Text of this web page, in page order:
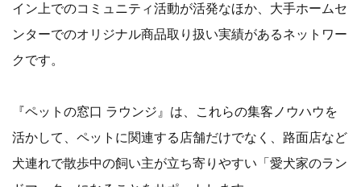
イン上でのコミュニティ活動が活発なほか、大手ホームセ
ンターでのオリジナル商品取り扱い実績があるネットワー
クです。
『ペットの窓口 ラウンジ』は、これらの集客ノウハウを
活かして、ペットに関連する店舗だけでなく、路面店など
犬連れで散歩中の飼い主が立ち寄りやすい「愛犬家のラン